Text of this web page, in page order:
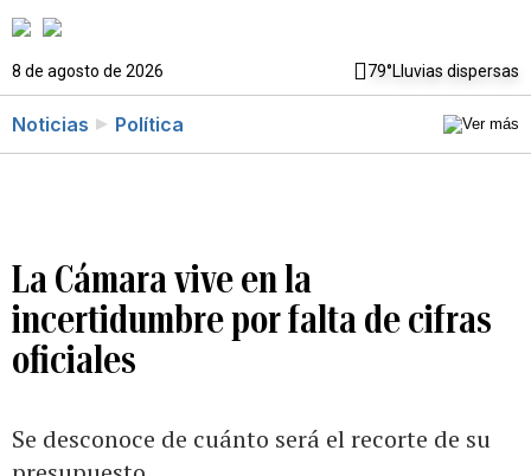
8 de agosto de 2026 79°Lluvias dispersas
Noticias Política
La Cámara vive en la
incertidumbre por falta de cifras
oficiales
Se desconoce de cuánto será el recorte de su